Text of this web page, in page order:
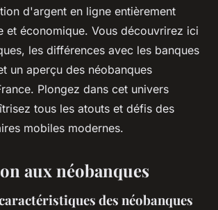
d'argent en ligne entièrement
et économique. Vous découvrirez ici
les différences avec les banques
un aperçu des néobanques
Plongez dans cet univers
tous les atouts et défis des
mobiles modernes.
aux néobanques
des néobanques